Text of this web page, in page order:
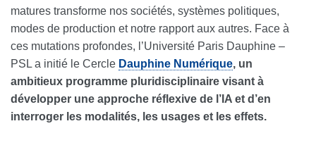
matures transforme nos sociétés, systèmes politiques,
modes de production et notre rapport aux autres. Face à
ces mutations profondes, l’Université Paris Dauphine –
PSL a initié le Cercle Dauphine Numérique, un
ambitieux programme pluridisciplinaire visant à
développer une approche réflexive de l’IA et d’en
interroger les modalités, les usages et les effets.